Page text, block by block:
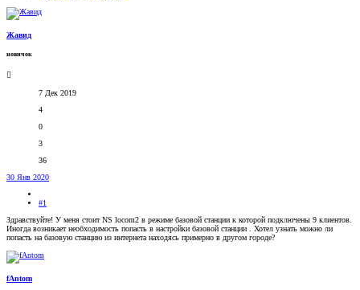
Жавид
новичок
7 Дек 2019
4
0
3
36
30 Янв 2020
#1
Здравствуйте! У меня стоит NS locom2 в режиме базовой станции к которой подключены 9 клиентов.
Иногда возникает необходимость попасть в настройки базовой станции . Хотел узнать можно ли
попасть на базовую станцию из интернета находясь примерно в другом городе?
fAntom